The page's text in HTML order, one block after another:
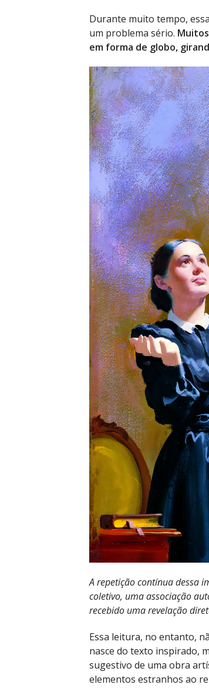
Durante muito tempo,
um problema sério.
em forma de globo,
A repetição contínua dessa
coletivo, uma associação
recebido uma revelação
Essa leitura, no entanto,
nasce do texto inspirado,
sugestivo de uma obra
elementos estranhos ao